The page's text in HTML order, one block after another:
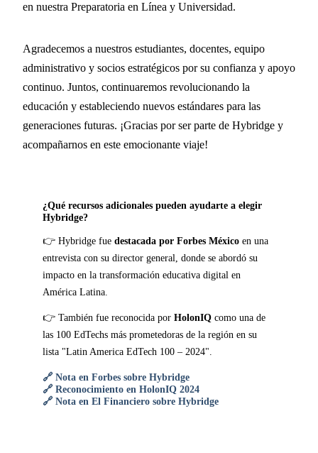
en nuestra Preparatoria en Línea y Universidad.
Agradecemos a nuestros estudiantes, docentes, equipo
administrativo y socios estratégicos por su confianza y apoyo
continuo. Juntos, continuaremos revolucionando la
educación y estableciendo nuevos estándares para las
generaciones futuras. ¡Gracias por ser parte de Hybridge y
acompañarnos en este emocionante viaje!
¿Qué recursos adicionales pueden ayudarte a elegir
Hybridge?
👉 Hybridge fue destacada por Forbes México en una
entrevista con su director general, donde se abordó su
impacto en la transformación educativa digital en
América Latina.
👉 También fue reconocida por HolonIQ como una de
las 100 EdTechs más prometedoras de la región en su
lista "Latin America EdTech 100 – 2024".
🔗 Nota en Forbes sobre Hybridge
🔗 Reconocimiento en HolonIQ 2024
🔗 Nota en El Financiero sobre Hybridge